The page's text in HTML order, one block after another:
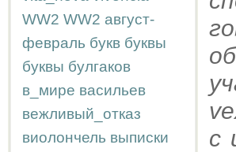
WW2 WW2 август-
февраль букв буквы
буквы булгаков
в_мире васильев
вежливый_отказ
виолончель выписки
с